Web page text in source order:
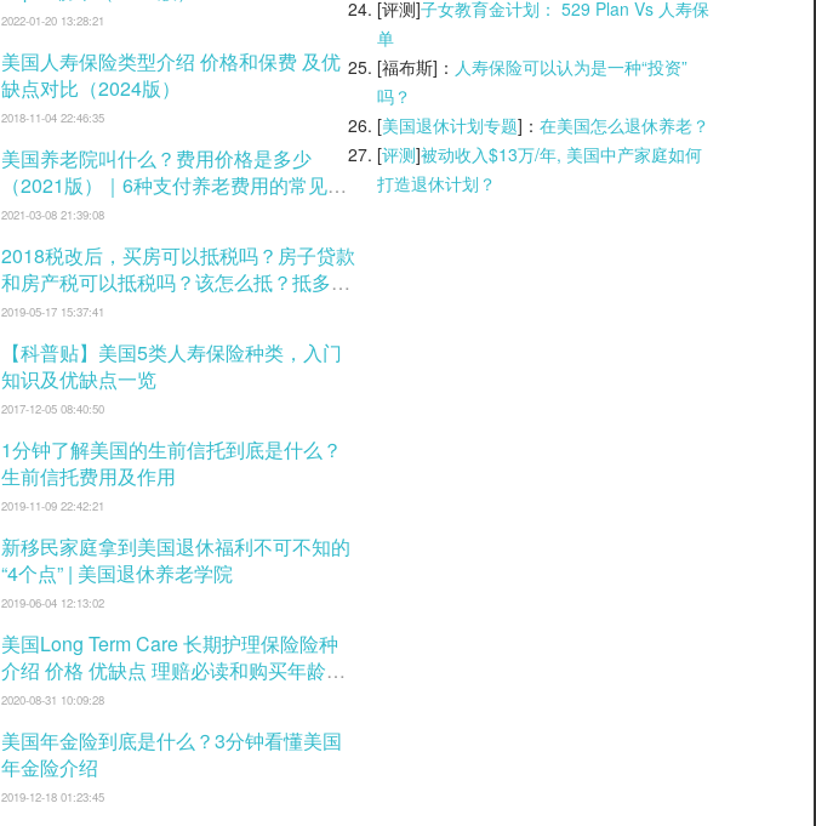
[评测]子女教育金计划： 529 Plan Vs 人寿保
单
[福布斯]： 人寿保险可以认为是一种“投资”
吗？
[美国退休计划专题]： 在美国怎么退休养老？
[评测]被动收入$13万/年, 美国中产家庭如何
打造退休计划？
2022-01-20 13:28:21
美国人寿保险类型介绍 价格和保费 及优
缺点对比（2024版）
2018-11-04 22:46:35
美国养老院叫什么？费用价格是多少
（2021版）｜6种支付养老费用的常见方
式
2021-03-08 21:39:08
2018税改后，买房可以抵税吗？房子贷款
和房产税可以抵税吗？该怎么抵？抵多少
税？
2019-05-17 15:37:41
【科普贴】美国5类人寿保险种类，入门
知识及优缺点一览
2017-12-05 08:40:50
1分钟了解美国的生前信托到底是什么？
生前信托费用及作用
2019-11-09 22:42:21
新移民家庭拿到美国退休福利不可不知的
“4个点” | 美国退休养老学院
2019-06-04 12:13:02
美国Long Term Care 长期护理保险险种
介绍 价格 优缺点 理赔必读和购买年龄窗
口
2020-08-31 10:09:28
美国年金险到底是什么？3分钟看懂美国
年金险介绍
2019-12-18 01:23:45